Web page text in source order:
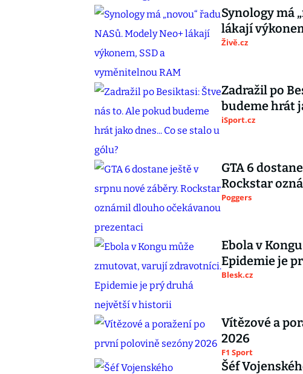
Synology má
lákají
Živě.cz
Zadražil po
budeme hrát
iSport.cz
GTA 6
Rockstar
Poggers
Ebola v
Epidemie je
Blesk.cz
Vítězové a
2026
F1 Sport
Šéf